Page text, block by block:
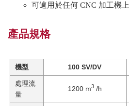
可適用於任何 CNC 加工機上
產品規格
機型 100 SV/DV
處理流
量
1200 m3/h